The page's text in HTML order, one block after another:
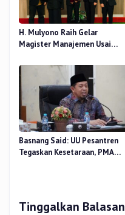
H. Mulyono Raih Gelar
Magister Manajemen Usai
Terhadap Beban Kerja
Basnang Said: UU Pesantren
Tegaskan Kesetaraan, PMA
Tinggalkan Balasan